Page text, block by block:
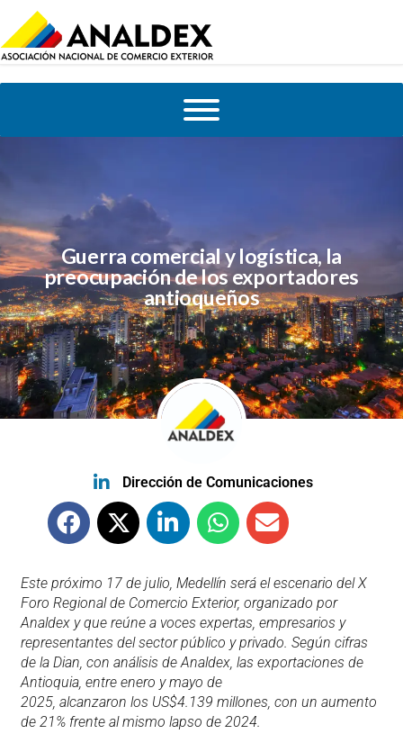
Guerra comercial y logística, la
preocupación de los exportadores
antioqueños
Dirección de Comunicaciones
Este próximo 17 de julio, Medellín será el escenario del X
Foro Regional de Comercio Exterior, organizado por
Analdex y que reúne a voces expertas, empresarios y
representantes del sector público y privado. Según cifras
de la Dian, con análisis de Analdex, las exportaciones de
Antioquia, entre enero y mayo de
2025, alcanzaron los US$4.139 millones, con un aumento
de 21% frente al mismo lapso de 2024.